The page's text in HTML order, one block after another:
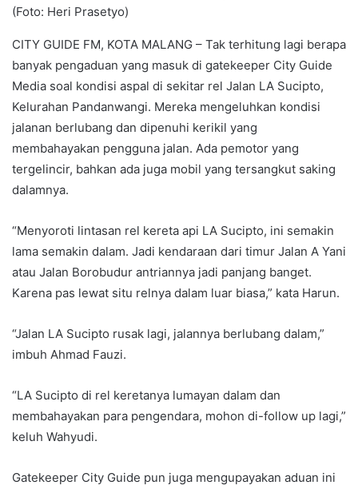
(Foto: Heri Prasetyo)
CITY GUIDE FM, KOTA MALANG – Tak terhitung lagi berapa
banyak pengaduan yang masuk di gatekeeper City Guide
Media soal kondisi aspal di sekitar rel Jalan LA Sucipto,
Kelurahan Pandanwangi. Mereka mengeluhkan kondisi
jalanan berlubang dan dipenuhi kerikil yang
membahayakan pengguna jalan. Ada pemotor yang
tergelincir, bahkan ada juga mobil yang tersangkut saking
dalamnya.
“Menyoroti lintasan rel kereta api LA Sucipto, ini semakin
lama semakin dalam. Jadi kendaraan dari timur Jalan A Yani
atau Jalan Borobudur antriannya jadi panjang banget.
Karena pas lewat situ relnya dalam luar biasa,” kata Harun.
“Jalan LA Sucipto rusak lagi, jalannya berlubang dalam,”
imbuh Ahmad Fauzi.
“LA Sucipto di rel keretanya lumayan dalam dan
membahayakan para pengendara, mohon di-follow up lagi,”
keluh Wahyudi.
Gatekeeper City Guide pun juga mengupayakan aduan ini